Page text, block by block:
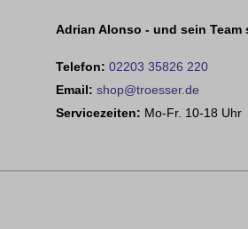
Adrian Alonso - und sein Team
Telefon: 02203 35826 220
Email: shop@troesser.de
Servicezeiten: Mo-Fr. 10-18 Uhr